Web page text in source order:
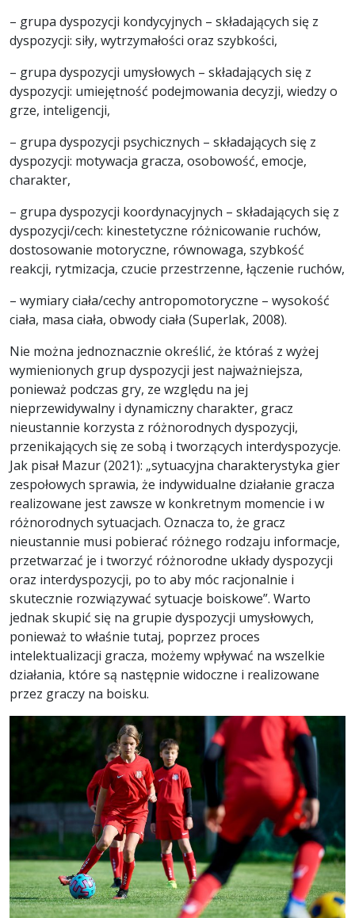
– grupa dyspozycji kondycyjnych – składających się z
dyspozycji: siły, wytrzymałości oraz szybkości,
– grupa dyspozycji umysłowych – składających się z
dyspozycji: umiejętność podejmowania decyzji, wiedzy o
grze, inteligencji,
– grupa dyspozycji psychicznych – składających się z
dyspozycji: motywacja gracza, osobowość, emocje,
charakter,
– grupa dyspozycji koordynacyjnych – składających się z
dyspozycji/cech: kinestetyczne różnicowanie ruchów,
dostosowanie motoryczne, równowaga, szybkość
reakcji, rytmizacja, czucie przestrzenne, łączenie ruchów,
– wymiary ciała/cechy antropomotoryczne – wysokość
ciała, masa ciała, obwody ciała (Superlak, 2008).
Nie można jednoznacznie określić, że któraś z wyżej
wymienionych grup dyspozycji jest najważniejsza,
ponieważ podczas gry, ze względu na jej
nieprzewidywalny i dynamiczny charakter, gracz
nieustannie korzysta z różnorodnych dyspozycji,
przenikających się ze sobą i tworzących interdyspozycje.
Jak pisał Mazur (2021): „sytuacyjna charakterystyka gier
zespołowych sprawia, że indywidualne działanie gracza
realizowane jest zawsze w konkretnym momencie i w
różnorodnych sytuacjach. Oznacza to, że gracz
nieustannie musi pobierać różnego rodzaju informacje,
przetwarzać je i tworzyć różnorodne układy dyspozycji
oraz interdyspozycji, po to aby móc racjonalnie i
skutecznie rozwiązywać sytuacje boiskowe”. Warto
jednak skupić się na grupie dyspozycji umysłowych,
ponieważ to właśnie tutaj, poprzez proces
intelektualizacji gracza, możemy wpływać na wszelkie
działania, które są następnie widoczne i realizowane
przez graczy na boisku.